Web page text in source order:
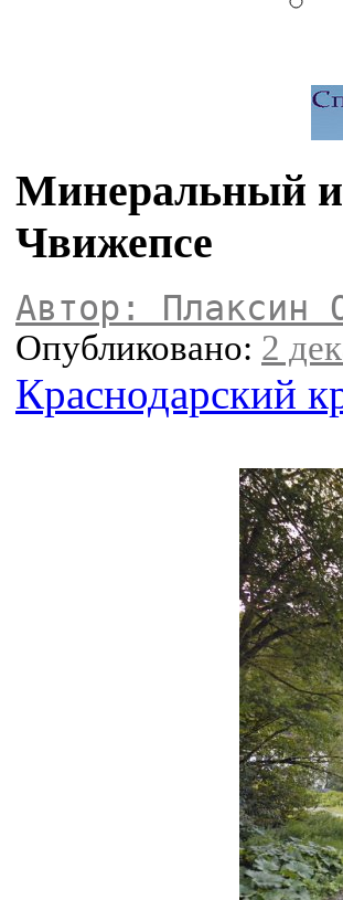
Минеральный
Чвижепсе
Автор: Плаксин
Опубликовано: 2
Краснодарский